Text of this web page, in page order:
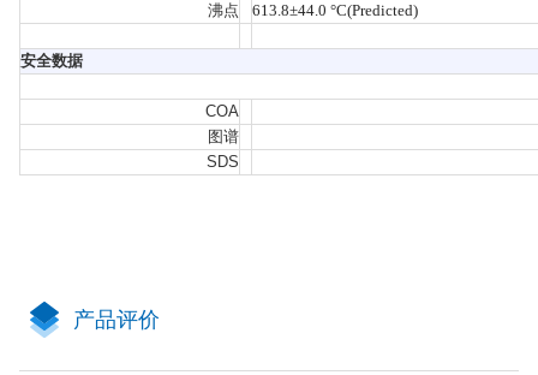
沸点
613.8±44.0 °C(Predicted)
安全数据
COA
图谱
SDS
产品评价